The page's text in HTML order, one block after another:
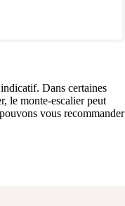
Dans certaines
le monte-escalier peut
vous recommander